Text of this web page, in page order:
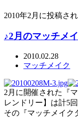
2010年2月に投稿さ
♪2月のマッチメ
2010.02.28
マッチメイク
2月に開催された『
レンドリー】は計5
その『マッチメイク